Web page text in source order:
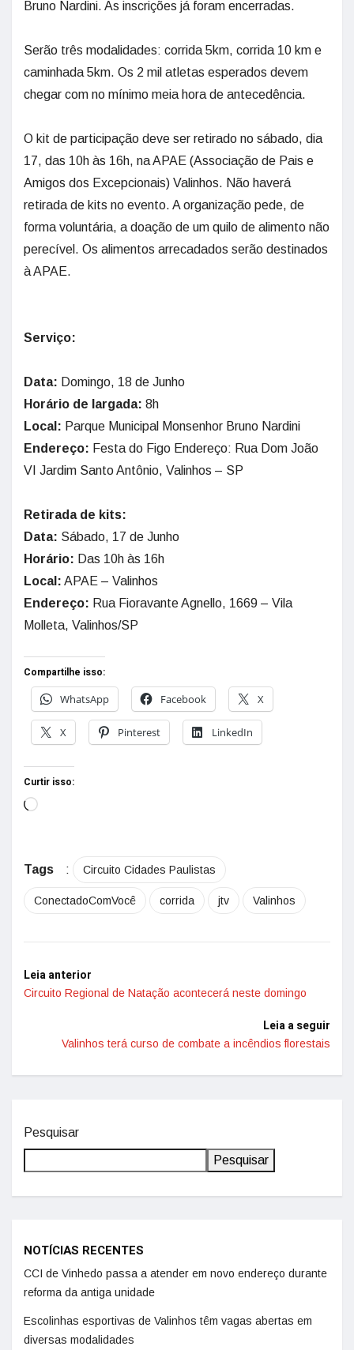
Bruno Nardini. As inscrições já foram encerradas.
Serão três modalidades: corrida 5km, corrida 10 km e
caminhada 5km. Os 2 mil atletas esperados devem
chegar com no mínimo meia hora de antecedência.
O kit de participação deve ser retirado no sábado, dia
17, das 10h às 16h, na APAE (Associação de Pais e
Amigos dos Excepcionais) Valinhos. Não haverá
retirada de kits no evento. A organização pede, de
forma voluntária, a doação de um quilo de alimento não
perecível. Os alimentos arrecadados serão destinados
à APAE.
Serviço:
Data: Domingo, 18 de Junho
Horário de largada: 8h
Local: Parque Municipal Monsenhor Bruno Nardini
Endereço: Festa do Figo Endereço: Rua Dom João
VI Jardim Santo Antônio, Valinhos – SP
Retirada de kits:
Data: Sábado, 17 de Junho
Horário: Das 10h às 16h
Local: APAE – Valinhos
Endereço: Rua Fioravante Agnello, 1669 – Vila
Molleta, Valinhos/SP
Compartilhe isso:
WhatsApp
Facebook X
X Pinterest LinkedIn
Curtir isso:
Tags : Circuito Cidades Paulistas
ConectadoComVocê corrida jtv Valinhos
Leia anterior
Circuito Regional de Natação acontecerá neste domingo
Leia a seguir
Valinhos terá curso de combate a incêndios florestais
Pesquisar
Pesquisar
NOTÍCIAS RECENTES
CCI de Vinhedo passa a atender em novo endereço durante
reforma da antiga unidade
Escolinhas esportivas de Valinhos têm vagas abertas em
diversas modalidades